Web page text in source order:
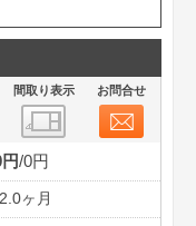
間取り表示 お問合せ
0円
2.0ヶ月